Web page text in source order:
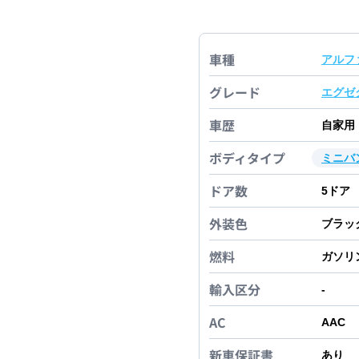
車種 アルフ
グレード エグゼ
車歴 自家用
ボディタイプ ミニ
ドア数 5 ドア
外装色 ブラッ
燃料 ガソリ
輸入区分 -
AC AAC
新車保証書 あり